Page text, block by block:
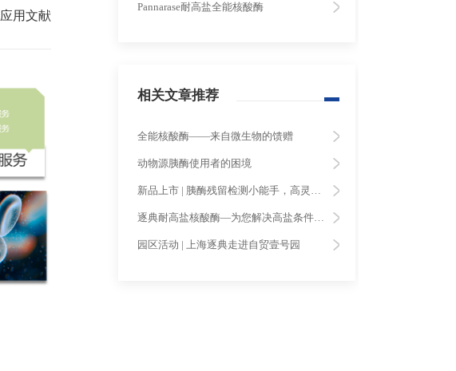
应用文献
Pannarase耐高盐全能核酸酶
相关文章推荐
全能核酸酶——来自微生物的馈赠
动物源胰酶使用者的困境
新品上市 | 胰酶残留检测小能手，高灵敏度的逐典重组胰蛋白酶ELISA试剂盒
逐典耐高盐核酸酶—为您解决高盐条件下病毒载体制备和蛋白纯化的困扰!
园区活动 | 上海逐典走进自贸壹号园